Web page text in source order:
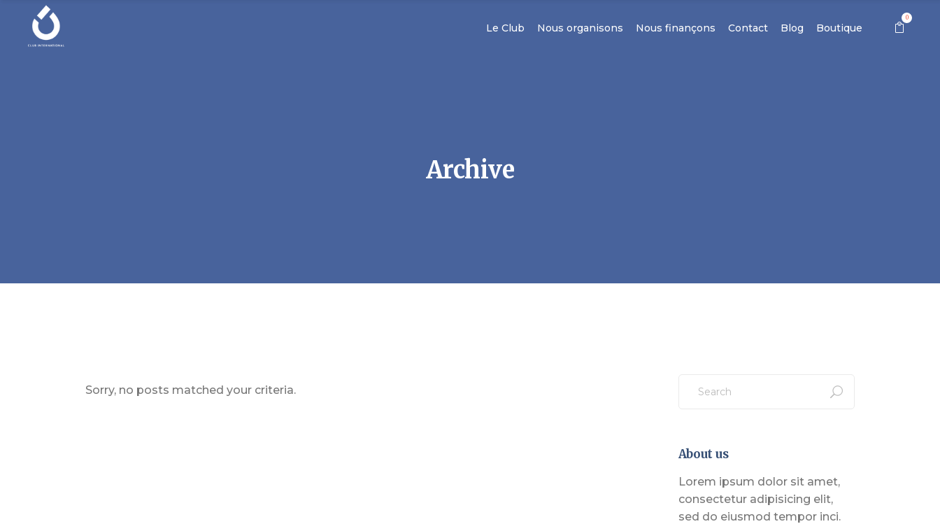
Le Club Nous organisons Nous finançons Contact Blog Boutique
0
Archive
Sorry, no posts matched your criteria. for:
About us
Lorem ipsum dolor sit amet,
consectetur adipisicing elit,
sed do eiusmod tempor inci.